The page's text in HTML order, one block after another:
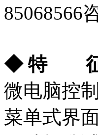
85068566
◆ 特
微电脑控
菜单式界